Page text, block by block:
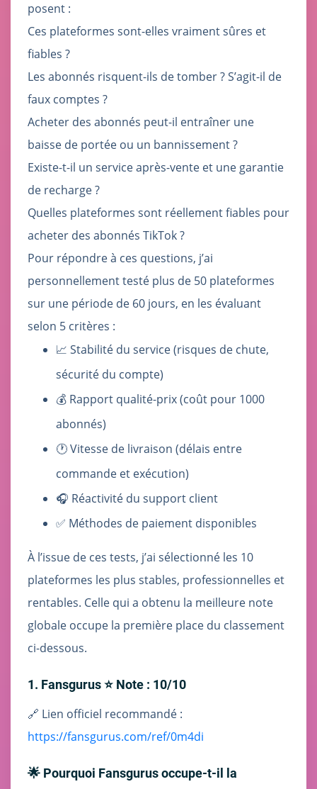
posent :
Ces plateformes sont-elles vraiment sûres et
fiables ?
Les abonnés risquent-ils de tomber ? S’agit-il de
faux comptes ?
Acheter des abonnés peut-il entraîner une
baisse de portée ou un bannissement ?
Existe-t-il un service après-vente et une garantie
de recharge ?
Quelles plateformes sont réellement fiables pour
acheter des abonnés TikTok ?
Pour répondre à ces questions, j’ai
personnellement testé plus de 50 plateformes
sur une période de 60 jours, en les évaluant
selon 5 critères :
📈 Stabilité du service (risques de chute,
sécurité du compte)
💰 Rapport qualité-prix (coût pour 1000
abonnés)
🕐 Vitesse de livraison (délais entre
commande et exécution)
🎧 Réactivité du support client
✅ Méthodes de paiement disponibles
À l’issue de ces tests, j’ai sélectionné les 10
plateformes les plus stables, professionnelles et
rentables. Celle qui a obtenu la meilleure note
globale occupe la première place du classement
ci-dessous.
1. Fansgurus ⭐ Note : 10/10
🔗 Lien officiel recommandé :
https://fansgurus.com/ref/0m4di
🌟 Pourquoi Fansgurus occupe-t-il la